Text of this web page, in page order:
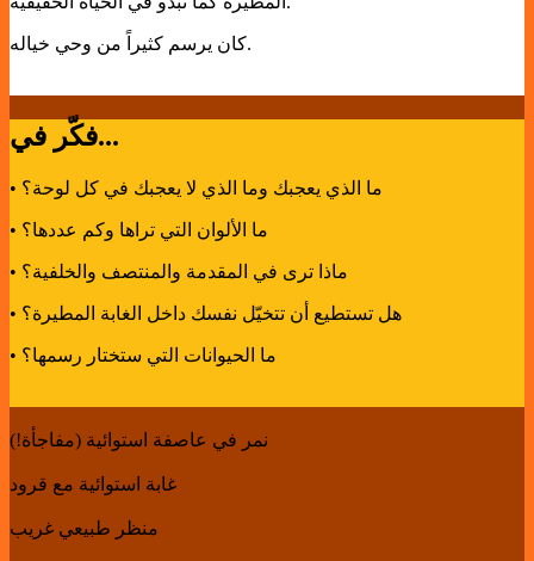
كان يرسم كثيراً من وحي خياله.
فكّر في...
• ما الذي يعجبك وما الذي لا يعجبك في كل لوحة؟
• ما الألوان التي تراها وكم عددها؟
• ماذا ترى في المقدمة والمنتصف والخلفية؟
• هل تستطيع أن تتخيّل نفسك داخل الغابة المطيرة؟
• ما الحيوانات التي ستختار رسمها؟
نمر في عاصفة استوائية (مفاجأة!)
غابة استوائية مع قرود
منظر طبيعي غريب